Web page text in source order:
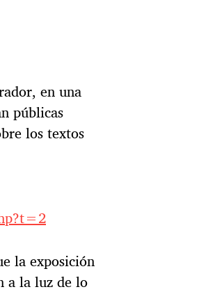
en una
públicas
los textos
la exposición
a la luz de lo